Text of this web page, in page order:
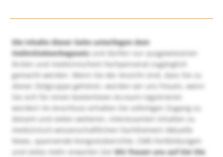
Die Inhalte dieser Seite unterliegen dem
Heilmittelwerbegesetzund dürfen nur ausgewiesenen
Ärzten und medizinischem Fachpersonal zugänglich
gemacht werden. Wenn Sie der Ansicht sind, dass Sie zu
dieser Zielgruppe gehören, würden wir uns freuen, wenn
Sie sich für einen kostenlosen Account registrieren
würden! Im Anschluss erhalten Sie sofortigen Zugang zu
diesem und vielen weiteren, interessanten Inhalten zu
medizinisch-wissenschaftlichen Fachthemen! Aktuelle
News, spannende Kongressberichte, CME-Fortbildungen
und vieles mehr erwarten Sie!Wir freuen uns auf Sie! Die